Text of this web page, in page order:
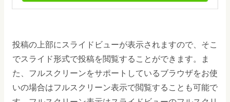
投稿の上部にスライドビューが表示されますので、そこ
でスライド形式で投稿を閲覧することができます。ま
た、フルスクリーンをサポートしているブラウザをお使
いの場合はフルスクリーン表示で閲覧することも可能で